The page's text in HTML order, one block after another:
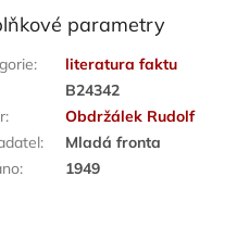
parametry
:
literatura faktu
B24342
:
Obdržálek Rudolf
:
Mladá fronta
: 1949